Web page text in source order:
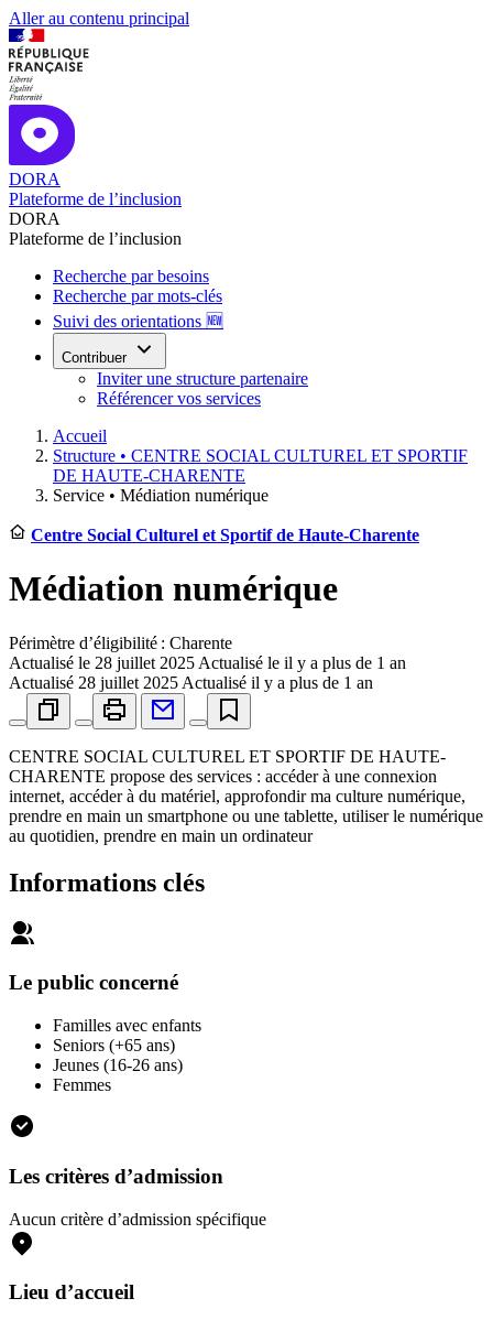
Aller au contenu principal
DORA
Plateforme de l’inclusion
DORA
Plateforme de l’inclusion
Recherche par besoins
Recherche par mots-clés
Suivi des orientations 🆕
Contribuer
Inviter une structure partenaire
Référencer vos services
Accueil
Structure • CENTRE SOCIAL CULTUREL ET SPORTIF
DE HAUTE-CHARENTE
Service • Médiation numérique
Centre Social Culturel et Sportif de Haute-Charente
Médiation numérique
Périmètre d’éligibilité : Charente
Actualisé le 28 juillet 2025 Actualisé le il y a plus de 1 an
Actualisé 28 juillet 2025 Actualisé il y a plus de 1 an
CENTRE SOCIAL CULTUREL ET SPORTIF DE HAUTE-
CHARENTE propose des services : accéder à une connexion
internet, accéder à du matériel, approfondir ma culture numérique,
prendre en main un smartphone ou une tablette, utiliser le numérique
au quotidien, prendre en main un ordinateur
Informations clés
Le public concerné
Familles avec enfants
Seniors (+65 ans)
Jeunes (16-26 ans)
Femmes
Les critères d’admission
Aucun critère d’admission spécifique
Lieu d’accueil